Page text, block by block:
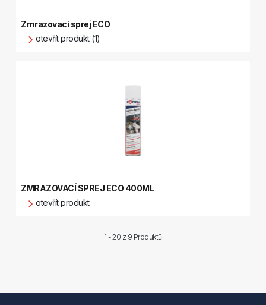
Zmrazovací sprej ECO
otevřít produkt (1)
ZMRAZOVACÍ SPREJ ECO 400ML
otevřít produkt
1 - 20 z 9 Produktů